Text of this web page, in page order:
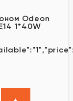
Odeon
1*40W